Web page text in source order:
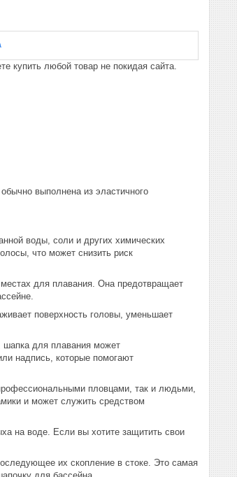
купить любой товар не покидая сайта.
выполнена из эластичного
воды, соли и других химических
что может снизить риск
для плавания. Она предотвращает
поверхность головы, уменьшает
шапка для плавания может
надпись, которые помогают
пловцами, так и людьми,
и может служить средством
на воде. Если вы хотите защитить свои
их скопление в стоке. Это самая